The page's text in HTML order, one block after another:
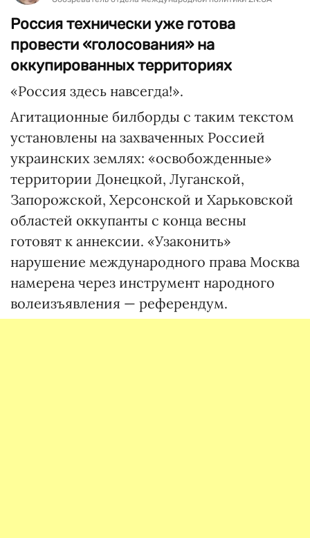
Россия технически уже готова
провести «голосования» на
оккупированных территориях
«Россия здесь навсегда!».
Агитационные билборды с таким текстом
установлены на захваченных Россией
украинских землях: «освобожденные»
территории Донецкой, Луганской,
Запорожской, Херсонской и Харьковской
областей оккупанты с конца весны
готовят к аннексии. «Узаконить»
нарушение международного права Москва
намерена через инструмент народного
волеизъявления — референдум.